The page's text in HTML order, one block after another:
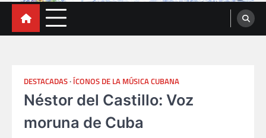
DESTACADAS ÍCONOS DE LA MÚSICA CUBANA
Néstor del Castillo: Voz
moruna de Cuba